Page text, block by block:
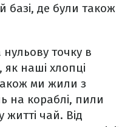
базі, де були також
точку в
наші хлопці
ми жили з
на кораблі, пили
чай. Від